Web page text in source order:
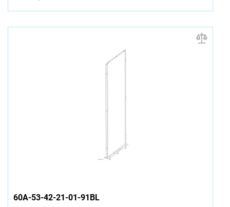
60A-53-42-21-01-91BL